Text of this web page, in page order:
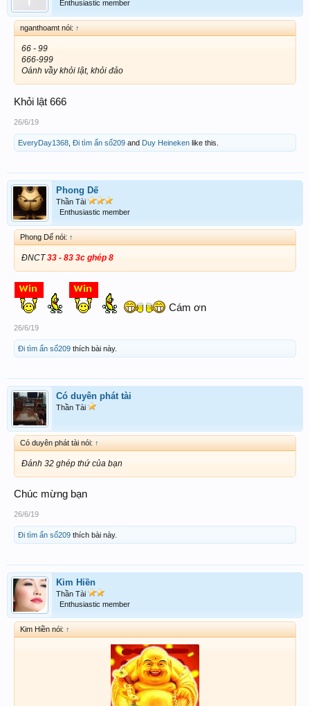
Enthusiastic member
nganthoamt nói: ↑
66 - 99
666-999
Oánh vầy khỏi lật, khỏi đảo
Khỏi lật 666
26/6/19
EveryDay1368 Đi tìm ẩn số209 and Duy Heineken like this.
Phong Dế
Thần Tài
Enthusiastic member
Phong Dế nói: ↑
ĐNCT33 - 83 3c ghép 8
Cám ơn
26/6/19
Đi tìm ẩn số209 thích bài này.
Có duyên phát tài
Thần Tài
Có duyên phát tài nói: ↑
Đánh 32 ghép thứ của bạn
Chúc mừng bạn
26/6/19
Đi tìm ẩn số209 thích bài này.
Kim Hiền
Thần Tài
Enthusiastic member
Kim Hiền nói: ↑